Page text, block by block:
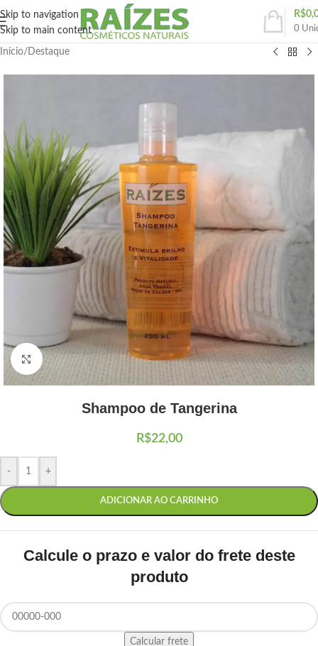
Skip to navigation
Skip to main content
0
R$
Início/ Destaque
Clique para ampliar
Shampoo de Tangerina
R$22,00
- +
ADICIONAR AO CARRINHO
Calcule o prazo e valor do frete deste
produto